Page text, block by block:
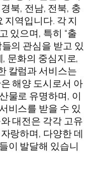
북, 전남, 전북, 충
지역입니다. 각 지
있으며, 특히 “출
의 관심을 받고 있
문화의 중심지로,
칼럼과 서비스는
해양 도시로서 아
물로 유명하며, 이
비스를 받을 수 있
대전은 각각 고유
랑하며, 다양한 데
이 발달해 있습니